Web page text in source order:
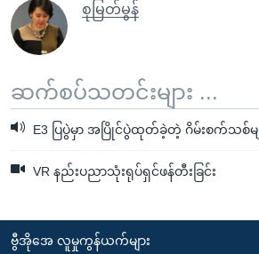
စုမြတ်မွန်
ဆက်စပ်သတင်းများ ...
E3 ပြပွဲမှာ အပြိုင်ပွဲထုတ်ခဲ့တဲ့ ဂိမ်းစက်သစ်မျ
VR နည်းပညာသုံးရုပ်ရှင်ဖန်တီးခြင်း
ဗွီအိုအေ လူမှုကွန်ယက်များ